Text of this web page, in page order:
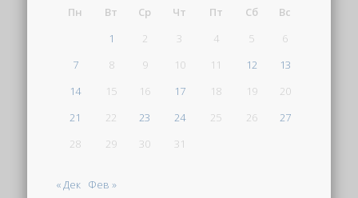
Пн
Вт Ср Чт Пт Сб
Вс
1
2 3 4 5
6
7
8 9 10 11 12
13
14
15 16 17 18 19
20
21
22 23 24 25 26
27
28
29 30 31
« Дек Фев »